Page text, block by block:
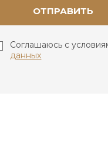
ОТПРАВИТЬ
Соглашаюсь с
данных